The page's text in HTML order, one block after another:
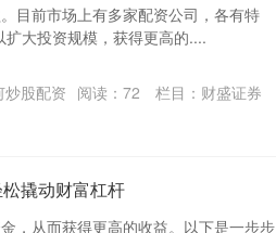
目前市场上有多家配资公司，各有特
大投资规模，获得更高的....
炒股配资 阅读： 72 栏目： 财盛证券
撬动财富杠杆
，从而获得更高的收益。以下是一步步